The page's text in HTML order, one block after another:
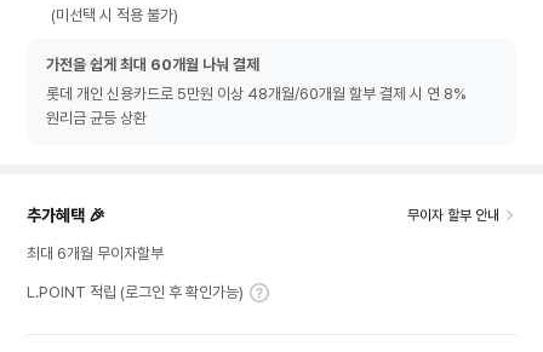
(미선택 시 적용 불가)
가전을 쉽게 최대 60개월 나눠 결제
롯데 개인 신용카드로 5만원 이상 48개월/60개월 할부 결제 시 연 8%
원리금 균등 상환
추가혜택 🎉 무이자 할부 안내
최대 6개월 무이자할부
L.POINT 적립 (로그인 후 확인가능)